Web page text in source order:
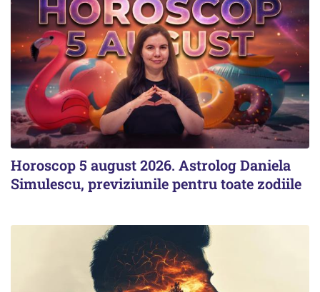
Horoscop 5 august 2026. Astrolog Daniela
Simulescu, previziunile pentru toate zodiile